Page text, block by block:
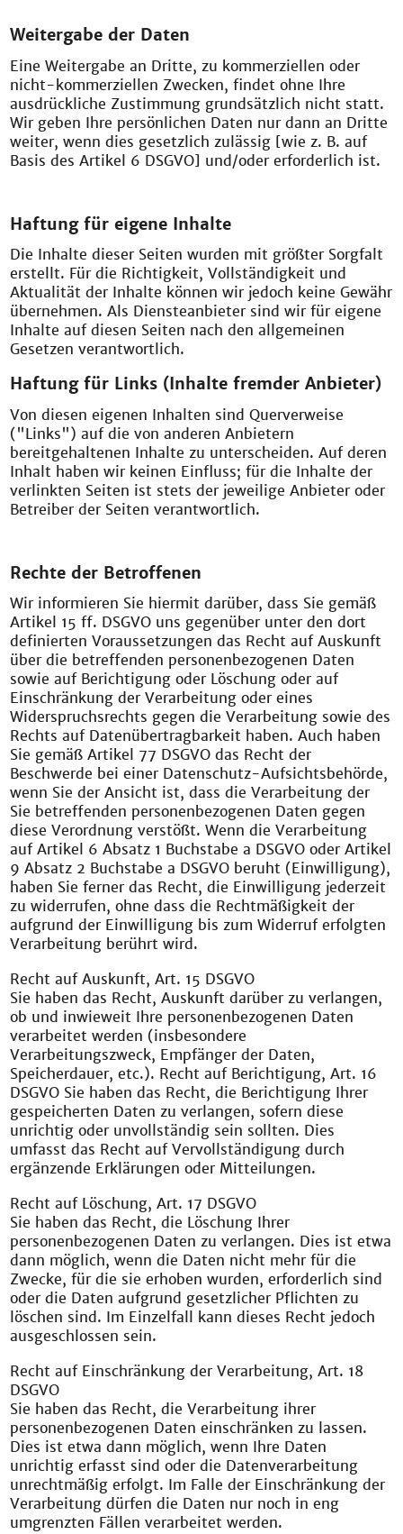
Weitergabe der Daten
Eine Weitergabe an Dritte, zu kommerziellen oder
nicht-kommerziellen Zwecken, findet ohne Ihre
ausdrückliche Zustimmung grundsätzlich nicht statt.
Wir geben Ihre persönlichen Daten nur dann an Dritte
weiter, wenn dies gesetzlich zulässig [wie z. B. auf
Basis des Artikel 6 DSGVO] und/oder erforderlich ist.
Haftung für eigene Inhalte
Die Inhalte dieser Seiten wurden mit größter Sorgfalt
erstellt. Für die Richtigkeit, Vollständigkeit und
Aktualität der Inhalte können wir jedoch keine Gewähr
übernehmen. Als Diensteanbieter sind wir für eigene
Inhalte auf diesen Seiten nach den allgemeinen
Gesetzen verantwortlich.
Haftung für Links (Inhalte fremder Anbieter)
Von diesen eigenen Inhalten sind Querverweise
("Links") auf die von anderen Anbietern
bereitgehaltenen Inhalte zu unterscheiden. Auf deren
Inhalt haben wir keinen Einfluss; für die Inhalte der
verlinkten Seiten ist stets der jeweilige Anbieter oder
Betreiber der Seiten verantwortlich.
Rechte der Betroffenen
Wir informieren Sie hiermit darüber, dass Sie gemäß
Artikel 15 ff. DSGVO uns gegenüber unter den dort
definierten Voraussetzungen das Recht auf Auskunft
über die betreffenden personenbezogenen Daten
sowie auf Berichtigung oder Löschung oder auf
Einschränkung der Verarbeitung oder eines
Widerspruchsrechts gegen die Verarbeitung sowie des
Rechts auf Datenübertragbarkeit haben. Auch haben
Sie gemäß Artikel 77 DSGVO das Recht der
Beschwerde bei einer Datenschutz-Aufsichtsbehörde,
wenn Sie der Ansicht ist, dass die Verarbeitung der
Sie betreffenden personenbezogenen Daten gegen
diese Verordnung verstößt. Wenn die Verarbeitung
auf Artikel 6 Absatz 1 Buchstabe a DSGVO oder Artikel
9 Absatz 2 Buchstabe a DSGVO beruht (Einwilligung),
haben Sie ferner das Recht, die Einwilligung jederzeit
zu widerrufen, ohne dass die Rechtmäßigkeit der
aufgrund der Einwilligung bis zum Widerruf erfolgten
Verarbeitung berührt wird.
Recht auf Auskunft, Art. 15 DSGVO
Sie haben das Recht, Auskunft darüber zu verlangen,
ob und inwieweit Ihre personenbezogenen Daten
verarbeitet werden (insbesondere
Verarbeitungszweck, Empfänger der Daten,
Speicherdauer, etc.). Recht auf Berichtigung, Art. 16
DSGVO Sie haben das Recht, die Berichtigung Ihrer
gespeicherten Daten zu verlangen, sofern diese
unrichtig oder unvollständig sein sollten. Dies
umfasst das Recht auf Vervollständigung durch
ergänzende Erklärungen oder Mitteilungen.
Recht auf Löschung, Art. 17 DSGVO
Sie haben das Recht, die Löschung Ihrer
personenbezogenen Daten zu verlangen. Dies ist etwa
dann möglich, wenn die Daten nicht mehr für die
Zwecke, für die sie erhoben wurden, erforderlich sind
oder die Daten aufgrund gesetzlicher Pflichten zu
löschen sind. Im Einzelfall kann dieses Recht jedoch
ausgeschlossen sein.
Recht auf Einschränkung der Verarbeitung, Art. 18
DSGVO
Sie haben das Recht, die Verarbeitung ihrer
personenbezogenen Daten einschränken zu lassen.
Dies ist etwa dann möglich, wenn Ihre Daten
unrichtig erfasst sind oder die Datenverarbeitung
unrechtmäßig erfolgt. Im Falle der Einschränkung der
Verarbeitung dürfen die Daten nur noch in eng
umgrenzten Fällen verarbeitet werden.